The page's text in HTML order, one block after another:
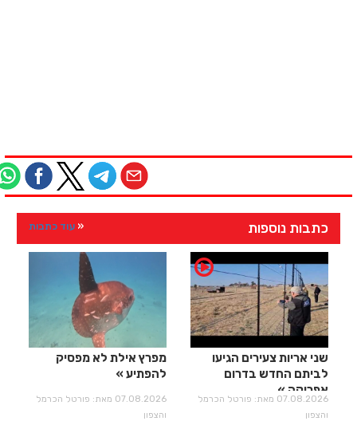
כתבות נוספות עוד כתבות
שני אריות צעירים הגיעו
לביתם החדש בדרום
אפריקה
07.08.2026 מאת: פורטל הכרמל
והצפון
מפרץ אילת לא מפסיק
להפתיע
07.08.2026 מאת: פורטל הכרמל
והצפון